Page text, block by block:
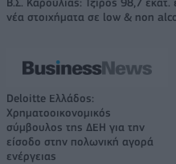
Β.Σ. Καρούλιας: Τζίρος 98,7
νέα στοιχήματα σε low & non
Deloitte Ελλάδος:
Χρηματοοικονομικός
σύμβουλος της ΔΕΗ για την
είσοδο στην πολωνική αγορά
ενέργειας